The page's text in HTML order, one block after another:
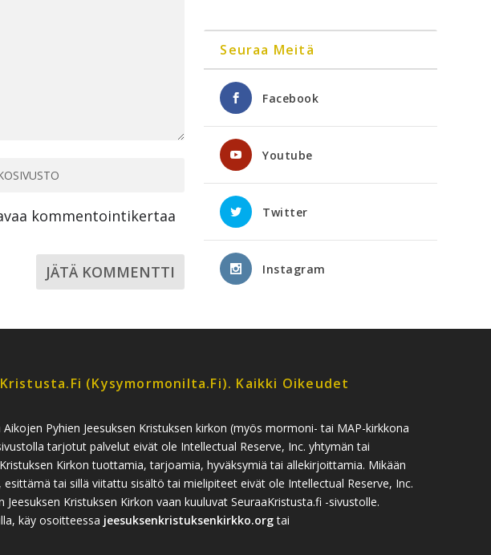
kommentointikertaa
Seuraa Meitä
Facebook
Youtube
Twitter
Instagram
(kysymormonilta.fi). Kaikki Oikeudet
Pyhien Jeesuksen Kristuksen kirkon (myös mormoni- tai MAP-kirkkona
tarjotut palvelut eivät ole Intellectual Reserve, Inc. yhtymän tai
Kirkon tuottamia, tarjoamia, hyväksymiä tai allekirjoittamia. Mikään
esittämä tai sillä viitattu sisältö tai mielipiteet eivät ole Intellectual Reserve, Inc.
Kristuksen Kirkon vaan kuuluvat SeuraaKristusta.fi -sivustolle.
käy osoitteessa jeesuksenkristuksenkirkko.orgtai